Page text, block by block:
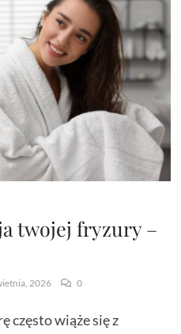
twojej fryzury –
2026 0
często wiąże się z